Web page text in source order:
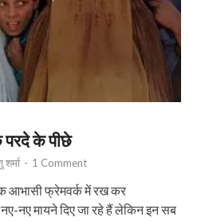
परदे के पीछे
शर्मा - 1 Comment
आभासी फ्रेमवर्क में रख कर
नए मायने दिए जा रहे हैं लेकिन इन सब